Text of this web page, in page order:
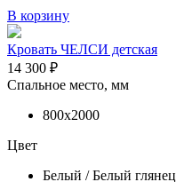
В корзину
Кровать ЧЕЛСИ детская
14 300 ₽
Спальное место, мм
800х2000
Цвет
Белый / Белый глянец